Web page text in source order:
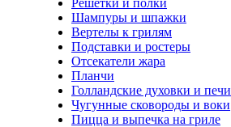
Решетки и полки
Шампуры и шпажки
Вертелы к грилям
Подставки и ростеры
Отсекатели жара
Планчи
Голландские духовки и печи
Чугунные сковороды и воки
Пицца и выпечка на гриле